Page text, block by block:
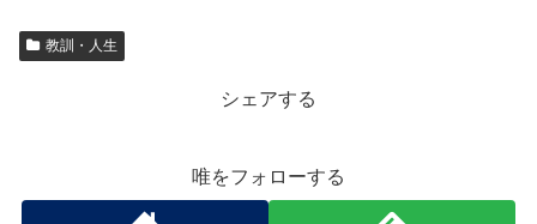
教訓・人生
シェアする
唯をフォローする